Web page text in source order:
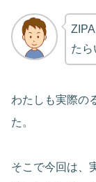
たら
わたしも実際の
た。
そこで今回は、